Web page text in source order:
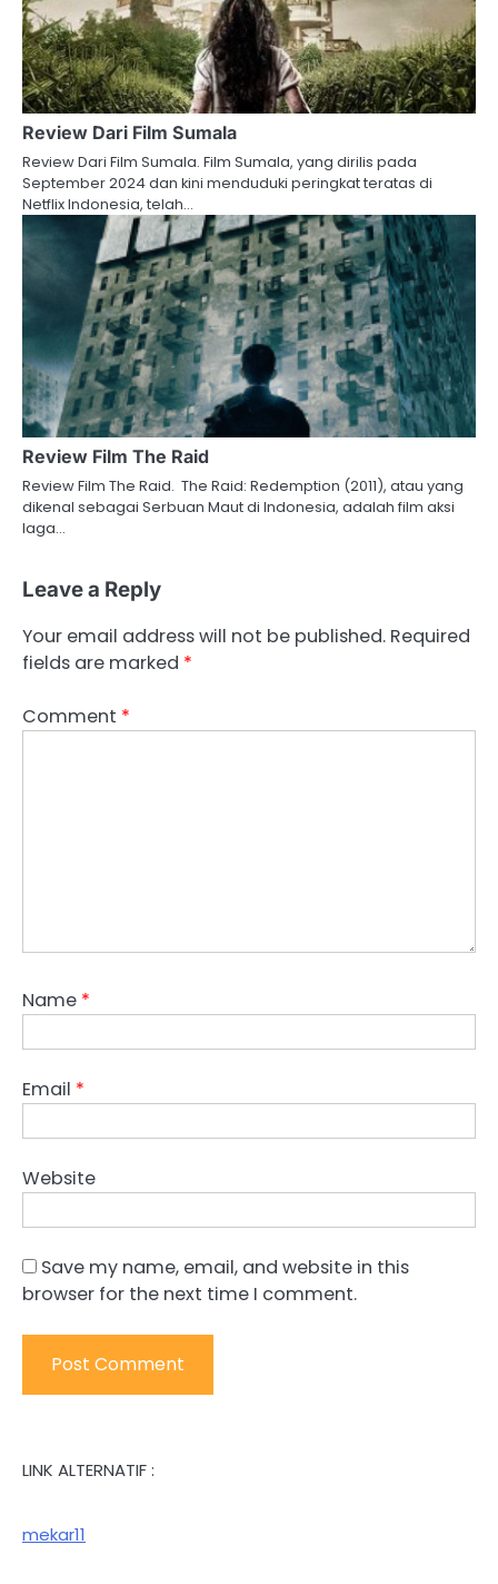
Review Dari Film Sumala
Review Dari Film Sumala. Film Sumala, yang dirilis pada
September 2024 dan kini menduduki peringkat teratas di
Netflix Indonesia, telah…
Review Film The Raid
Review Film The Raid. The Raid: Redemption (2011), atau yang
dikenal sebagai Serbuan Maut di Indonesia, adalah film aksi
laga…
Leave a Reply
Your email address will not be published. Required
fields are marked *
Comment *
Name *
Email *
Website
Save my name, email, and website in this
browser for the next time I comment.
LINK ALTERNATIF :
mekar11